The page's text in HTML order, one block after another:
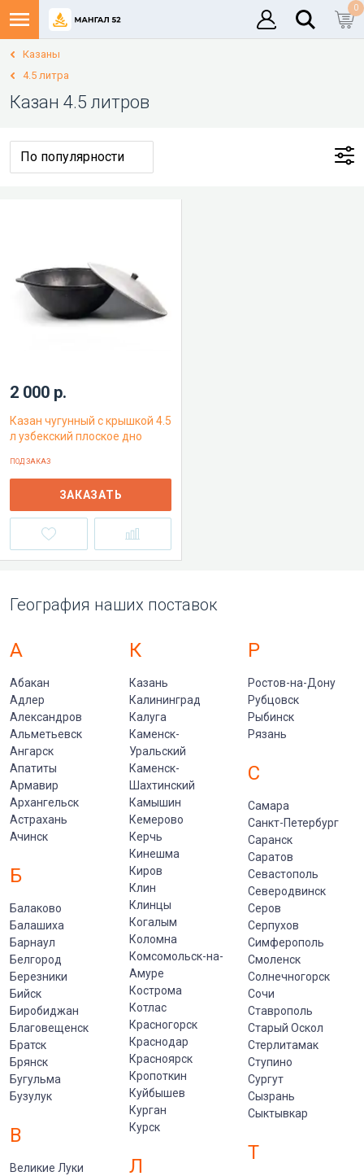
0
Казаны
4.5 литра
Казан 4.5 литров
2 000 р.
Казан чугунный с крышкой 4.5
л узбекский плоское дно
ПОД ЗАКАЗ
ЗАКАЗАТЬ
География наших поставок
А
Абакан
Адлер
Александров
Альметьевск
Ангарск
Апатиты
Армавир
Архангельск
Астрахань
Ачинск
Б
Балаково
Балашиха
Барнаул
Белгород
Березники
Бийск
Биробиджан
Благовещенск
Братск
Брянск
Бугульма
Бузулук
В
Великие Луки
К
Казань
Калининград
Калуга
Каменск-
Уральский
Каменск-
Шахтинский
Камышин
Кемерово
Керчь
Кинешма
Киров
Клин
Клинцы
Когалым
Коломна
Комсомольск-на-
Амуре
Кострома
Котлас
Красногорск
Краснодар
Красноярск
Кропоткин
Куйбышев
Курган
Курск
Л
Р
Ростов-на-Дону
Рубцовск
Рыбинск
Рязань
С
Самара
Санкт-Петербург
Саранск
Саратов
Севастополь
Северодвинск
Серов
Серпухов
Симферополь
Смоленск
Солнечногорск
Сочи
Ставрополь
Старый Оскол
Стерлитамак
Ступино
Сургут
Сызрань
Сыктывкар
Т